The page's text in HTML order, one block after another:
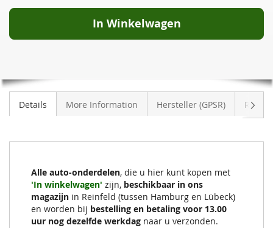
(8EDB7)
In Winkelwagen
Details More Information Hersteller (GPSR)
Alle auto-onderdelen, die u hier kunt kopen met
'In winkelwagen' zijn, beschikbaar in ons
magazijn in Reinfeld (tussen Hamburg en Lübeck)
en worden bij bestelling en betaling voor 13.00
uur nog dezelfde werkdag naar u verzonden.